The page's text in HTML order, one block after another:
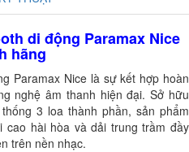
di động Paramax Nice
hãng
Paramax Nice là sự kết hợp hoàn
nghệ âm thanh hiện đại. Sở hữu
3 loa thành phần, sản phẩm
cao hài hòa và dải trung trầm đầy
trên nền nhạc.